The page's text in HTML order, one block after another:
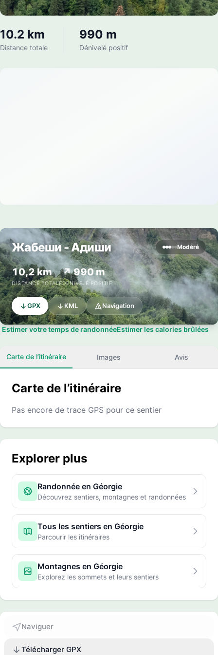
10.2 km
Distance totale
990 m
Dénivelé positif
Жабеши - Адиши Modéré
10,2 km
DISTANCE TOTALE
↗ 990 m
DÉNIVELÉ POSITIF
GPX KML Navigation
Estimer votre temps de randonnéeEstimer les calories brûlées
Carte de l’itinéraire Images Avis
Carte de l’itinéraire
Pas encore de trace GPS pour ce sentier
Explorer plus
Randonnée en Géorgie
Découvrez sentiers, montagnes et randonnées
Tous les sentiers en Géorgie
Parcourir les itinéraires
Montagnes en Géorgie
Explorez les sommets et leurs sentiers
Naviguer
Télécharger GPX